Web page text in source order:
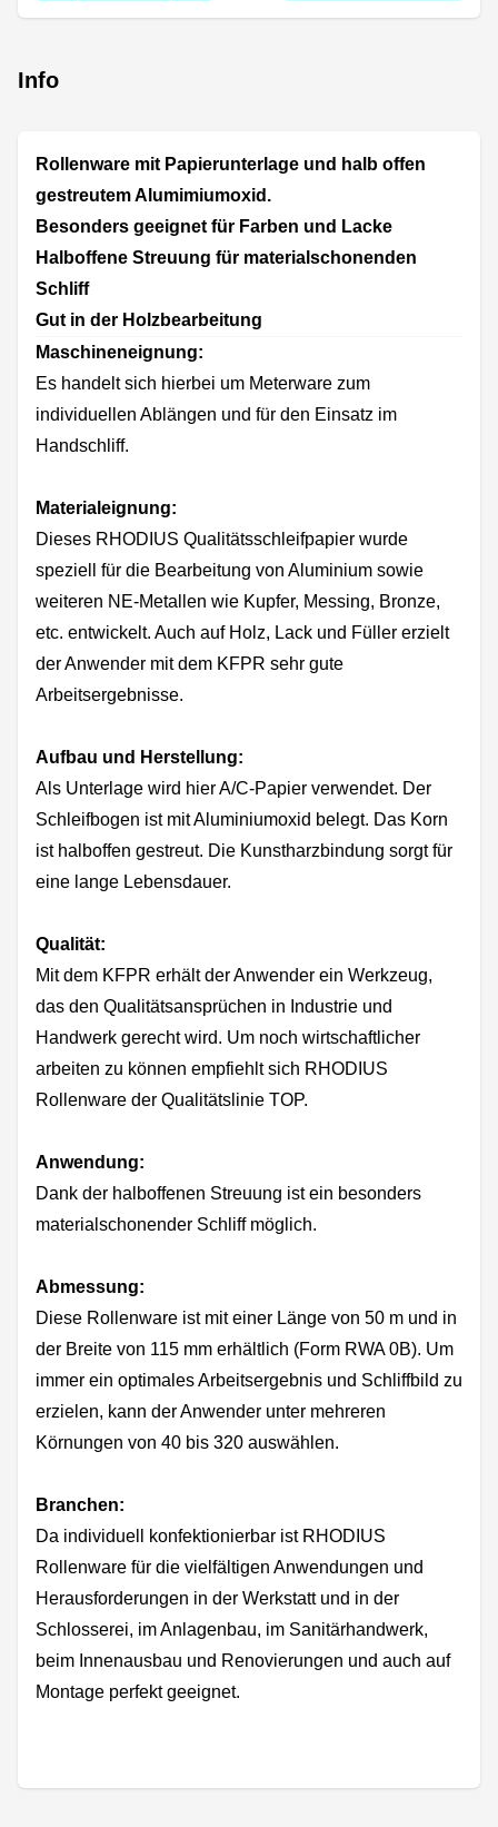
Info
Rollenware mit Papierunterlage und halb offen
gestreutem Alumimiumoxid.
Besonders geeignet für Farben und Lacke
Halboffene Streuung für materialschonenden
Schliff
Gut in der Holzbearbeitung
Maschineneignung:
Es handelt sich hierbei um Meterware zum
individuellen Ablängen und für den Einsatz im
Handschliff.
Materialeignung:
Dieses RHODIUS Qualitätsschleifpapier wurde
speziell für die Bearbeitung von Aluminium sowie
weiteren NE-Metallen wie Kupfer, Messing, Bronze,
etc. entwickelt. Auch auf Holz, Lack und Füller erzielt
der Anwender mit dem KFPR sehr gute
Arbeitsergebnisse.
Aufbau und Herstellung:
Als Unterlage wird hier A/C-Papier verwendet. Der
Schleifbogen ist mit Aluminiumoxid belegt. Das Korn
ist halboffen gestreut. Die Kunstharzbindung sorgt für
eine lange Lebensdauer.
Qualität:
Mit dem KFPR erhält der Anwender ein Werkzeug,
das den Qualitätsansprüchen in Industrie und
Handwerk gerecht wird. Um noch wirtschaftlicher
arbeiten zu können empfiehlt sich RHODIUS
Rollenware der Qualitätslinie TOP.
Anwendung:
Dank der halboffenen Streuung ist ein besonders
materialschonender Schliff möglich.
Abmessung:
Diese Rollenware ist mit einer Länge von 50 m und in
der Breite von 115 mm erhältlich (Form RWA 0B). Um
immer ein optimales Arbeitsergebnis und Schliffbild zu
erzielen, kann der Anwender unter mehreren
Körnungen von 40 bis 320 auswählen.
Branchen:
Da individuell konfektionierbar ist RHODIUS
Rollenware für die vielfältigen Anwendungen und
Herausforderungen in der Werkstatt und in der
Schlosserei, im Anlagenbau, im Sanitärhandwerk,
beim Innenausbau und Renovierungen und auch auf
Montage perfekt geeignet.